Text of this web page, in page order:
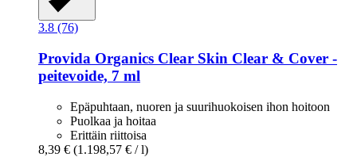
3.8 (76)
Provida Organics Clear Skin Clear & Cover -​
peitevoide, 7 ml
Epäpuhtaan, nuoren ja suurihuokoisen ihon hoitoon
Puolkaa ja hoitaa
Erittäin riittoisa
8,39 € (1.198,57 € / l)